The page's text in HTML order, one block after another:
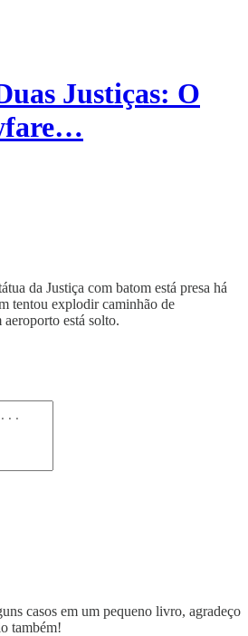
Justiças: O
da Justiça com batom está presa há
tentou explodir caminhão de
está solto.
casos em um pequeno livro, agradeço
também!